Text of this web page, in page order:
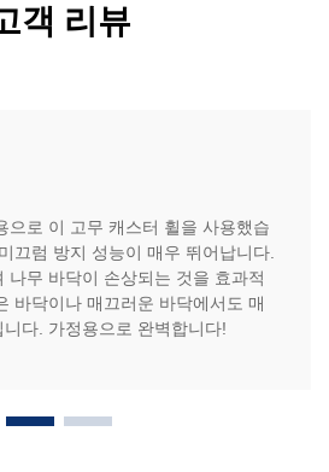
객 리뷰
으로 이 고무 캐스터 휠을 사용했습
끄럼 방지 성능이 매우 뛰어납니다.
나무 바닥이 손상되는 것을 효과적
바닥이나 매끄러운 바닥에서도 매
다. 가정용으로 완벽합니다!